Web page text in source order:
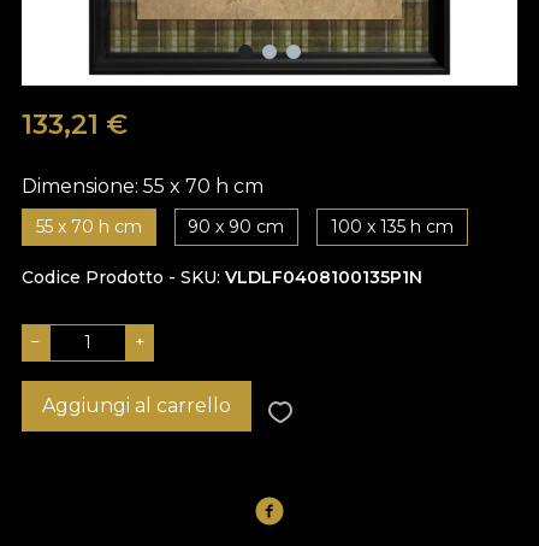
133,21 €
Dimensione: 55 x 70 h cm
55 x 70 h cm 90 x 90 cm 100 x 135 h cm
Codice Prodotto - SKU VLDLF0408100135P1N
− +
Aggiungi al carrello